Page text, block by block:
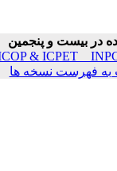
در بیست و پنجمین
ICOP & ICPET _
فهرست نسخه ها